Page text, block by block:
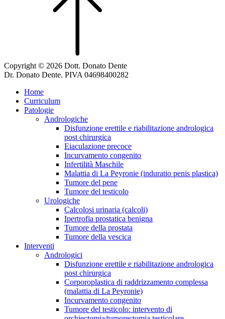
Copyright © 2026 Dott. Donato Dente
Dr. Donato Dente. PIVA 04698400282
Home
Curriculum
Patologie
Andrologiche
Disfunzione erettile e riabilitazione andrologica
post chirurgica
Eiaculazione precoce
Incurvamento congenito
Infertilità Maschile
Malattia di La Peyronie (induratio penis plastica)
Tumore del pene
Tumore del testicolo
Urologiche
Calcolosi urinaria (calcoli)
Ipertrofia prostatica benigna
Tumore della prostata
Tumore della vescica
Interventi
Andrologici
Disfunzione erettile e riabilitazione andrologica
post chirurgica
Corporoplastica di raddrizzamento complessa
(malattia di La Peyronie)
Incurvamento congenito
Tumore del testicolo: intervento di